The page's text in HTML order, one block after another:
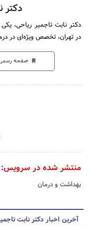
دکتر
دکتر نابت تاجمیر ریاحی،
در تهران، تخصص ویژه‌ای در
صفحه
منتشر شده در سرویس:
بهداشت و درمان
آخرین اخبار دکتر نابت